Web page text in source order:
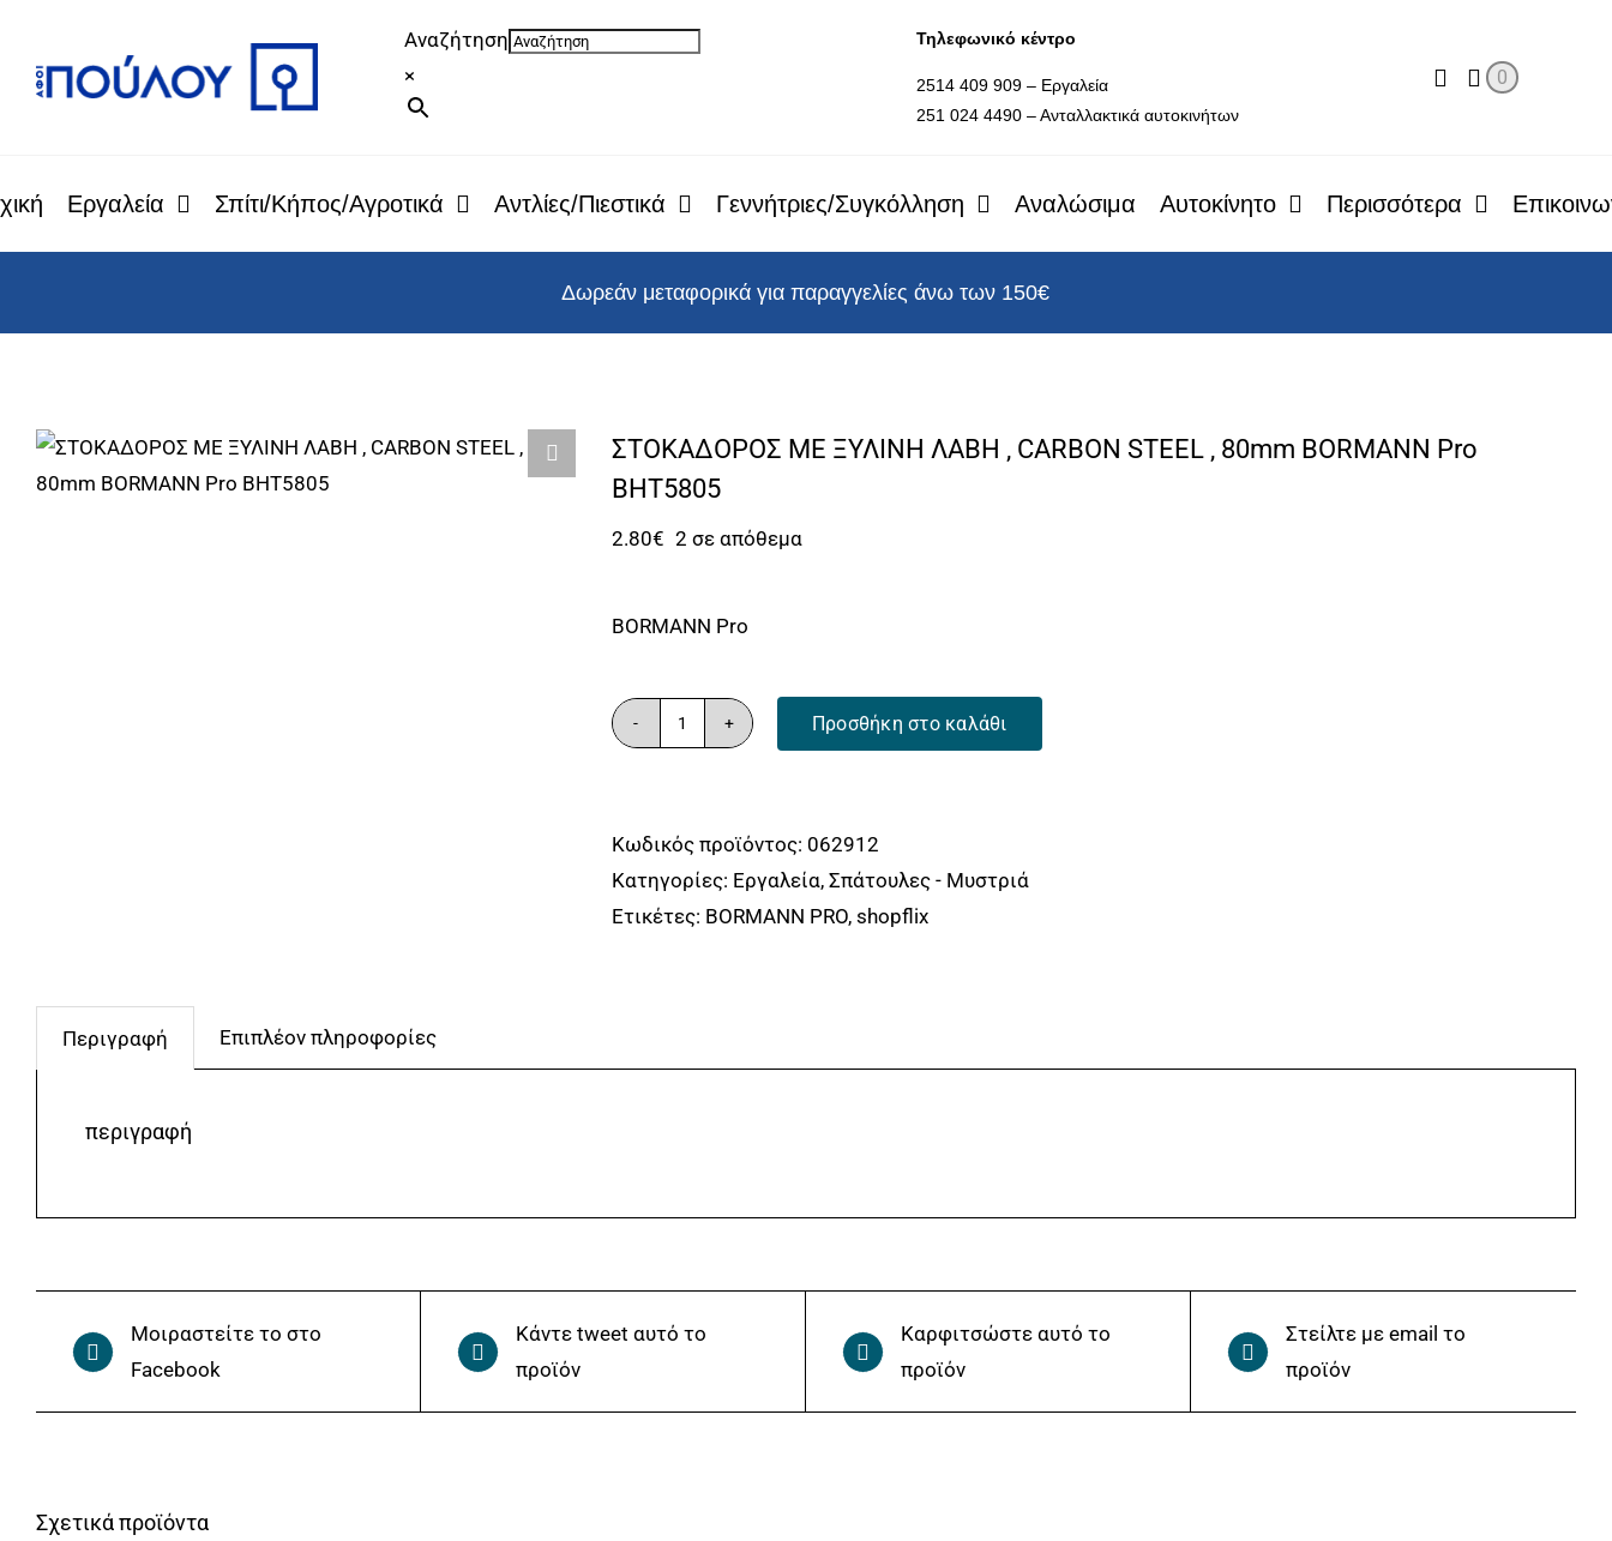
περιεχόμενο
Αναζήτηση
×
Τηλεφωνικό κέντρο
2514 409 909 – Εργαλεία
251 024 4490 – Ανταλλακτικά αυτοκινήτων
0
Εργαλεία Σπίτι/Κήπος/Αγροτικά Αντλίες/Πιεστικά Γεννήτριες/Συγκόλληση Αναλώσιμα Αυτοκίνητο Περισσότερα
Δωρεάν μεταφορικά για παραγγελίες άνω των 150€
ΣΤΟΚΑΔΟΡΟΣ ΜΕ ΞΥΛΙΝΗ ΛΑΒΗ , CARBON STEEL , 80mm BORMANN Pro
BHT5805
2.80€ 2 σε απόθεμα
BORMANN Pro
ΣΤΟΚΑΔΟΡΟΣ
ΛΑΒΗ
,
CARBON
BORMANN
Προσθήκη στο καλάθι
Κωδικός προϊόντος: 062912
Κατηγορίες: Εργαλεία, Σπάτουλες - Μυστριά
Ετικέτες: BORMANN PRO, shopflix
Περιγραφή Επιπλέον πληροφορίες
περιγραφή
Μοιραστείτε το στο
Facebook
Κάντε tweet αυτό το
προϊόν
Καρφιτσώστε αυτό το
προϊόν
Στείλτε με email το
προϊόν
Σχετικά προϊόντα